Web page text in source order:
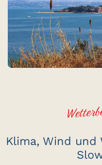
Klima, Wind